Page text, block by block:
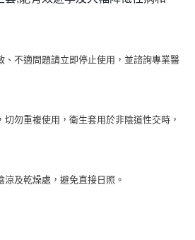
、不適問題請立即停止使用，並諮詢專業醫
切勿重複使用，衛生套用於非陰道性交時，
涼及乾燥處，避免直接日照。